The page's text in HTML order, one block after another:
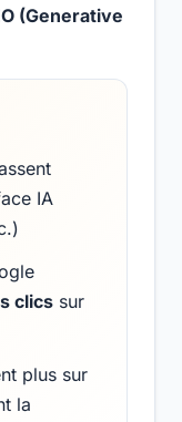
(Generative
IA
clics sur
plus sur
la